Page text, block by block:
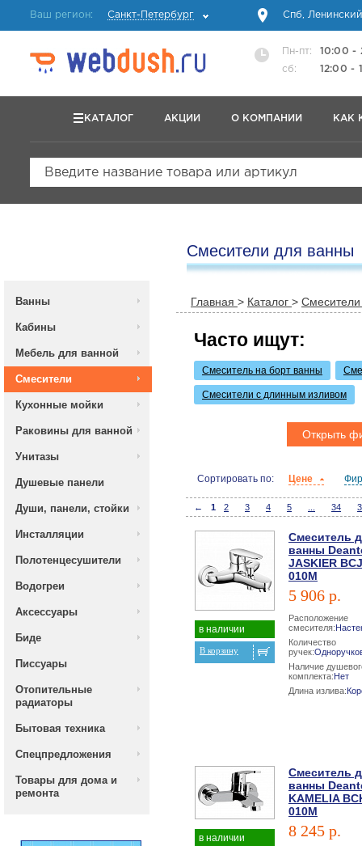
Ваш регион: Санкт-Петербург Спб,
Пн-пт:
10:00 -
сб:
12:00 -
КАТАЛОГ АКЦИИ О КОМПАНИИ КАК
Введите название товара или артикул
Смесители для ванны
Ванны
Кабины
Мебель для ванной
Смесители
Кухонные мойки
Раковины для ванной
Унитазы
Душевые панели
Души, панели, стойки
Инсталляции
Полотенцесушители
Водогреи
Аксессуары
Биде
Писсуары
Отопительные
радиаторы
Бытовая техника
Спецпредложения
Товары для дома и
ремонта
Главная > Каталог > Смесители
Часто ищут:
Смеситель на борт ванны
Смесители с длинным изливом
Открыть
Сортировать по: Цене
← 1 2 3 4 5 34
в наличии
В корзину
Смеситель
ванны
JASKIER BCJ
010M
5 906 р.
Расположение
смесителя:
Количество
ручек:
Наличие
комплекта:Нет
Длина излива:
в наличии
Смеситель
ванны
KAMELIA
010M
8 245 р.